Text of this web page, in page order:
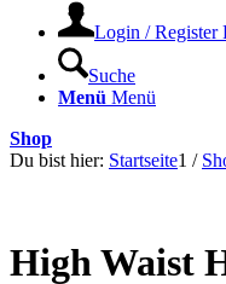
Login / Register
Suche
Menü Menü
Shop
Du bist hier: Startseite1 /
High Waist